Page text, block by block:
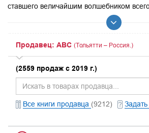
ставшего величайшим волшебником
Продавец: ABC (Тольятти – Россия.)
(2559 продаж с 2019 г.)
Все книги продавца (9212)